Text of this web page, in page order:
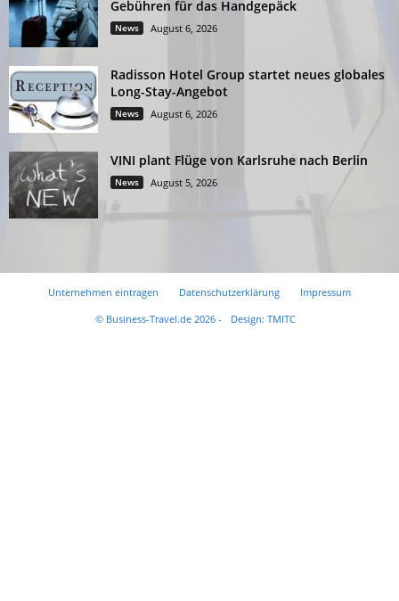
Gebühren für das Handgepäck
News August 6, 2026
Radisson Hotel Group startet neues globales
Long-Stay-Angebot
News August 6, 2026
VINI plant Flüge von Karlsruhe nach Berlin
News August 5, 2026
Unternehmen eintragen Datenschutzerklärung
Impressum
© Business-Travel.de 2026 -
Design: TMITC